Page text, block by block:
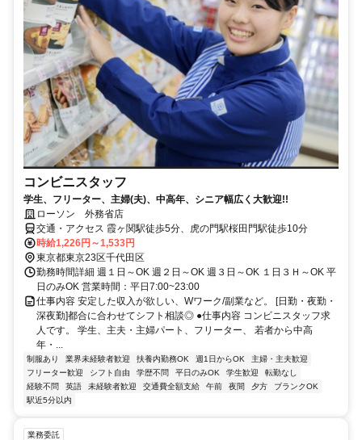
コンビニスタッフ
学生、フリーター、主婦(夫)、中高年、シニア幅広く大歓迎!!
ローソン 外務省店
交通・アクセス 霞ヶ関駅徒歩5分、虎の門駅桜田門駅徒歩10分
時給1,226円～1,533円
東京都東京23区千代田区
勤務時間詳細 週１日～OK 週２日～OK 週３日～OK １日３Ｈ～OK 平
日のみOK 営業時間：平日7:00~23:00
仕事内容 安定した収入が欲しい、Wワーク/副業など。 [日勤・夜勤・
深夜勤]都合に合わせてシフト相談◎ ●仕事内容 コンビニスタッフ求
人です。 学生、主夫・主婦パート、フリーター、 若者から中高
年・...
制服あり 業界未経験者歓迎 扶養内勤務OK 週1日からOK
主婦・主夫歓迎
フリーター歓迎
シフト自由 学歴不問 平日のみOK 学生歓迎
転勤なし
経験不問
英語 未経験者歓迎 交通費全額支給 午前 夜間 夕方
ブランクOK
駅近5分以内
業務委託